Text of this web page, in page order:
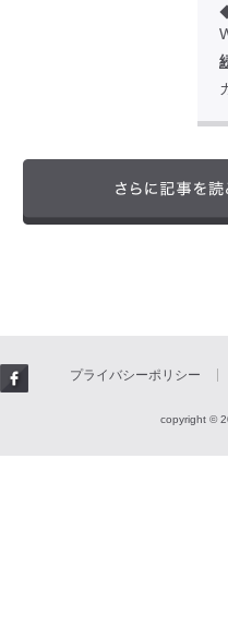
プライバシーポリシー
copyright ©